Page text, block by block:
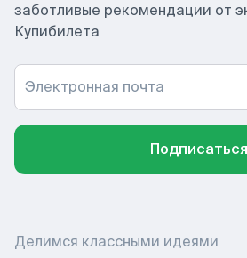
заботливые рекомендации от
Купибилета
Электронная почта
Подписаться
Делимся классными идеями